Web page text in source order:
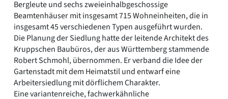
Bergleute und sechs zweieinhalbgeschossige
Beamtenhäuser mit insgesamt 715 Wohneinheiten, die in
insgesamt 45 verschiedenen Typen ausgeführt wurden.
Die Planung der Siedlung hatte der leitende Architekt des
Kruppschen Baubüros, der aus Württemberg stammende
Robert Schmohl, übernommen. Er verband die Idee der
Gartenstadt mit dem Heimatstil und entwarf eine
Arbeitersiedlung mit dörflichem Charakter.
Eine variantenreiche, fachwerkähnliche